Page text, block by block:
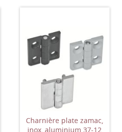
Charnière plate zamac,
inox, aluminium 37-12